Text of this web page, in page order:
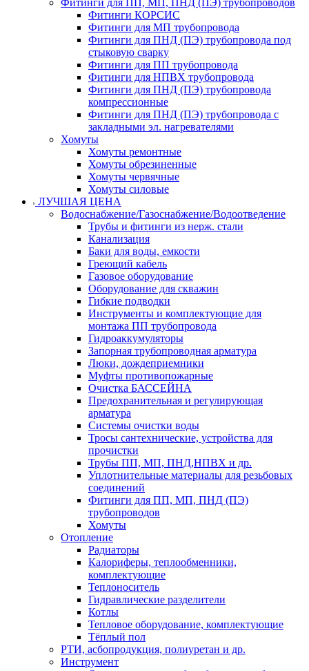
Фитинги для ПП, МП, ПНД (ПЭ) трубопроводов
Фитинги КОРСИС
Фитинги для МП трубопровода
Фитинги для ПНД (ПЭ) трубопровода под
стыковую сварку
Фитинги для ПП трубопровода
Фитинги для НПВХ трубопровода
Фитинги для ПНД (ПЭ) трубопровода
компрессионные
Фитинги для ПНД (ПЭ) трубопровода с
закладными эл. нагревателями
Хомуты
Хомуты ремонтные
Хомуты обрезиненные
Хомуты червячные
Хомуты силовые
ЛУЧШАЯ ЦЕНА
Водоснабжение/Газоснабжение/Водоотведение
Трубы и фитинги из нерж. стали
Канализация
Баки для воды, емкости
Греющий кабель
Газовое оборудование
Оборудование для скважин
Гибкие подводки
Инструменты и комплектующие для
монтажа ПП трубопровода
Гидроаккумуляторы
Запорная трубопроводная арматура
Люки, дождеприемники
Муфты противопожарные
Очистка БАССЕЙНА
Предохранительная и регулирующая
арматура
Системы очистки воды
Тросы сантехнические, устройства для
прочистки
Трубы ПП, МП, ПНД,НПВХ и др.
Уплотнительные материалы для резьбовых
соединений
Фитинги для ПП, МП, ПНД (ПЭ)
трубопроводов
Хомуты
Отопление
Радиаторы
Калориферы, теплообменники,
комплектующие
Теплоноситель
Гидравлические разделители
Котлы
Тепловое оборудование, комплектующие
Тёплый пол
РТИ, асбопродукция, полиуретан и др.
Инструмент